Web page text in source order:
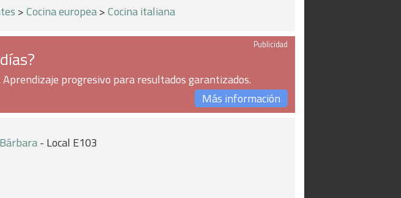
>Cocina europea>Cocina italiana
Publicidad
Aprendizaje progresivo para resultados garantizados.
Más información
- Local E103